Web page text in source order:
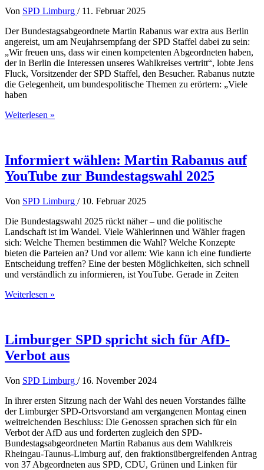
Von SPD Limburg / 11. Februar 2025
Der Bundestagsabgeordnete Martin Rabanus war extra aus Berlin
angereist, um am Neujahrsempfang der SPD Staffel dabei zu sein:
„Wir freuen uns, dass wir einen kompetenten Abgeordneten haben,
der in Berlin die Interessen unseres Wahlkreises vertritt“, lobte Jens
Fluck, Vorsitzender der SPD Staffel, den Besucher. Rabanus nutzte
die Gelegenheit, um bundespolitische Themen zu erörtern: „Viele
haben
Prominenter
der
SPD
Staffel
Weiterlesen »
Informiert wählen: Martin Rabanus auf
YouTube zur Bundestagswahl 2025
Von SPD Limburg / 10. Februar 2025
Die Bundestagswahl 2025 rückt näher – und die politische
Landschaft ist im Wandel. Viele Wählerinnen und Wähler fragen
sich: Welche Themen bestimmen die Wahl? Welche Konzepte
bieten die Parteien an? Und vor allem: Wie kann ich eine fundierte
Entscheidung treffen? Eine der besten Möglichkeiten, sich schnell
und verständlich zu informieren, ist YouTube. Gerade in Zeiten
Informiert
auf
YouTube
zur
2025
Weiterlesen »
Limburger SPD spricht sich für AfD-
Verbot aus
Von SPD Limburg / 16. November 2024
In ihrer ersten Sitzung nach der Wahl des neuen Vorstandes fällte
der Limburger SPD-Ortsvorstand am vergangenen Montag einen
weitreichenden Beschluss: Die Genossen sprachen sich für ein
Verbot der AfD aus und forderten zugleich den SPD-
Bundestagsabgeordneten Martin Rabanus aus dem Wahlkreis
Rheingau-Taunus-Limburg auf, den fraktionsübergreifenden Antrag
von 37 Abgeordneten aus SPD, CDU, Grünen und Linken für